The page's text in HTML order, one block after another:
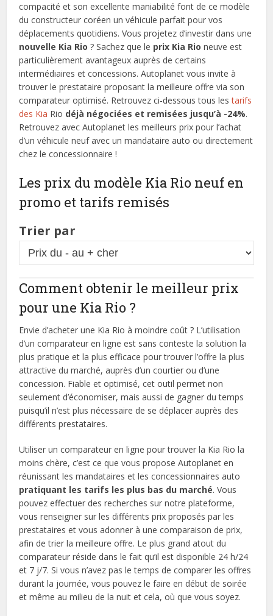
compacité et son excellente maniabilité font de ce modèle
du constructeur coréen un véhicule parfait pour vos
déplacements quotidiens. Vous projetez d’investir dans une
nouvelle Kia Rio ? Sachez que le prix Kia Rio neuve est
particulièrement avantageux auprès de certains
intermédiaires et concessions. Autoplanet vous invite à
trouver le prestataire proposant la meilleure offre via son
comparateur optimisé. Retrouvez ci-dessous tous lestarifs
des Kia Rio déjà négociées et remisées jusqu’à -24%.
Retrouvez avec Autoplanet les meilleurs prix pour l’achat
d’un véhicule neuf avec un mandataire auto ou directement
chez le concessionnaire !
Les prix du modèle Kia Rio neuf en
promo et tarifs remisés
Trier par
Comment obtenir le meilleur prix
pour une Kia Rio ?
Envie d’acheter une Kia Rio à moindre coût ? L’utilisation
d’un comparateur en ligne est sans conteste la solution la
plus pratique et la plus efficace pour trouver l’offre la plus
attractive du marché, auprès d’un courtier ou d’une
concession. Fiable et optimisé, cet outil permet non
seulement d’économiser, mais aussi de gagner du temps
puisqu’il n’est plus nécessaire de se déplacer auprès des
différents prestataires.
Utiliser un comparateur en ligne pour trouver la Kia Rio la
moins chère, c’est ce que vous propose Autoplanet en
réunissant les mandataires et les concessionnaires auto
pratiquant les tarifs les plus bas du marché. Vous
pouvez effectuer des recherches sur notre plateforme,
vous renseigner sur les différents prix proposés par les
prestataires et vous adonner à une comparaison de prix,
afin de trier la meilleure offre. Le plus grand atout du
comparateur réside dans le fait qu’il est disponible 24 h/24
et 7 j/7. Si vous n’avez pas le temps de comparer les offres
durant la journée, vous pouvez le faire en début de soirée
et même au milieu de la nuit et cela, où que vous soyez.